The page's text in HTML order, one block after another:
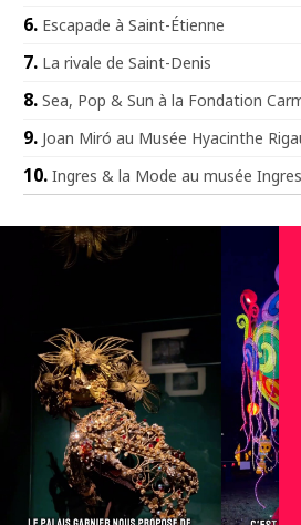
Escapade à Saint-Étienne
La rivale de Saint-Denis
Sea, Pop & Sun à la Fondation
Joan Miró au Musée Hyacinthe
Ingres & la Mode au musée